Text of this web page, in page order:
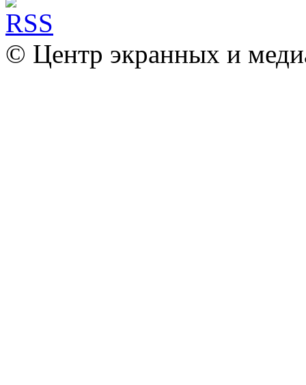
© Центр экранных и